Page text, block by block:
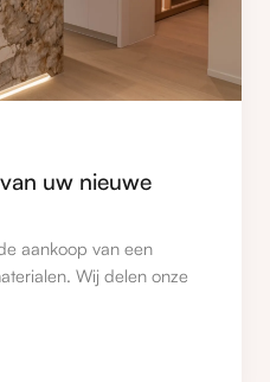
uw nieuwe
aankoop van een
Wij delen onze